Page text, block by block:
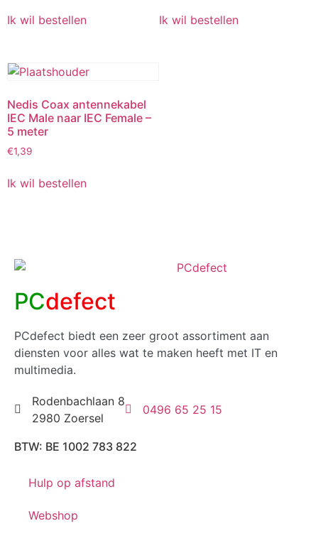
Ik wil bestellen Ik wil bestellen
Nedis Coax antennekabel
IEC Male naar IEC Female –
5 meter
€1,39
Ik wil bestellen
PCdefect
PCdefect biedt een zeer groot assortiment aan
diensten voor alles wat te maken heeft met IT en
multimedia.
Rodenbachlaan 8
2980 Zoersel
0496 65 25 15
BTW: BE 1002 783 822
Hulp op afstand
Webshop